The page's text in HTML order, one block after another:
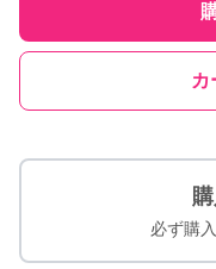
カ
必ず購